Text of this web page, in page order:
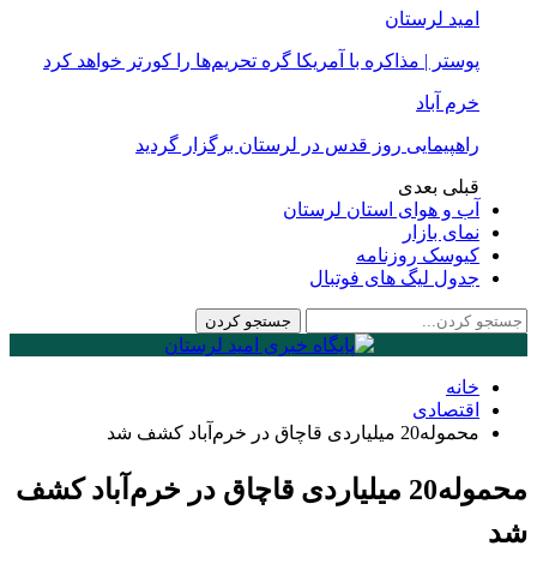
امید لرستان
پوستر | مذاکره با آمریکا گره تحریم‌ها را کورتر خواهد کرد
خرم آباد
راهپیمایی روز قدس در لرستان برگزار گردید
قبلی بعدی
آب و هوای استان لرستان
نمای بازار
کیوسک روزنامه
جدول لیگ های فوتبال
خانه
اقتصادی
محموله20 میلیاردی قاچاق در خرم‌آباد کشف شد
محموله20 میلیاردی قاچاق در خرم‌آباد کشف
شد